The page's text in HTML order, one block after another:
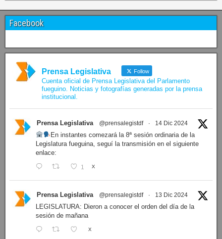
Facebook
Prensa Legislativa Follow
Cuenta oficial de Prensa Legislativa del Parlamento
fueguino. Noticias y fotografías generadas por la prensa
institucional.
Prensa Legislativa @prensalegistdf · 14 Dic 2024
En instantes comezará la 8ª sesión ordinaria de la
Legislatura fueguina, seguí la transmisión en el siguiente
enlace:
1 X
Prensa Legislativa @prensalegistdf · 13 Dic 2024
LEGISLATURA: Dieron a conocer el orden del día de la
sesión de mañana
X